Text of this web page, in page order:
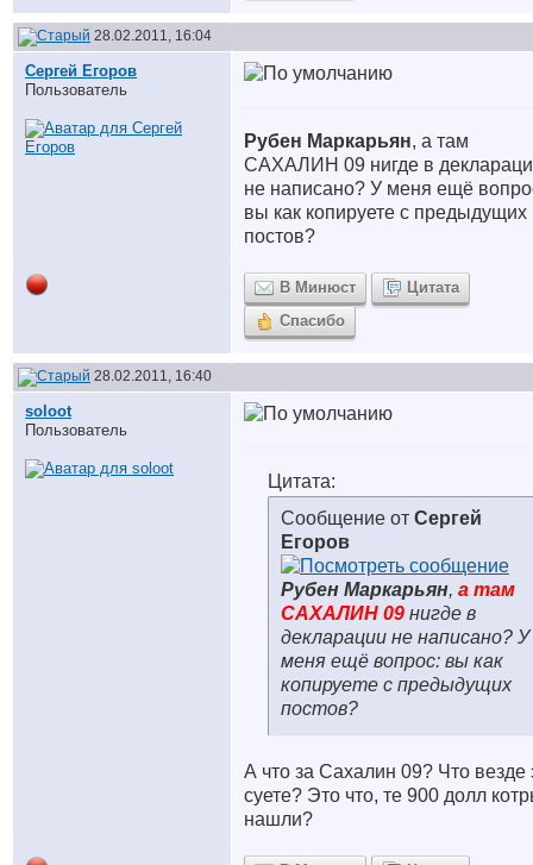
28.02.2011, 16:04
Сергей Егоров
Пользователь
Рубен Маркарьян, а там
САХАЛИН 09 нигде в
не написано? У меня ещё
вы как копируете с предыдущих
постов?
В Минюст
Цитата
Спасибо
28.02.2011, 16:40
soloot
Пользователь
Цитата:
Сообщение от Сергей
Егоров
Рубен Маркарьян, а там
САХАЛИН 09 нигде в
декларации не написано? У
меня ещё вопрос: вы как
копируете с предыдущих
постов?
А что за Сахалин 09? Что везде
суете? Это что, те 900 долл
нашли?